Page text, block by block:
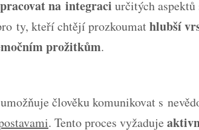
na integraci určitých
ty, kteří chtějí prozkoumathlubší
prožitkům.
člověku komunikovat s
. Tento proces vyžaduje